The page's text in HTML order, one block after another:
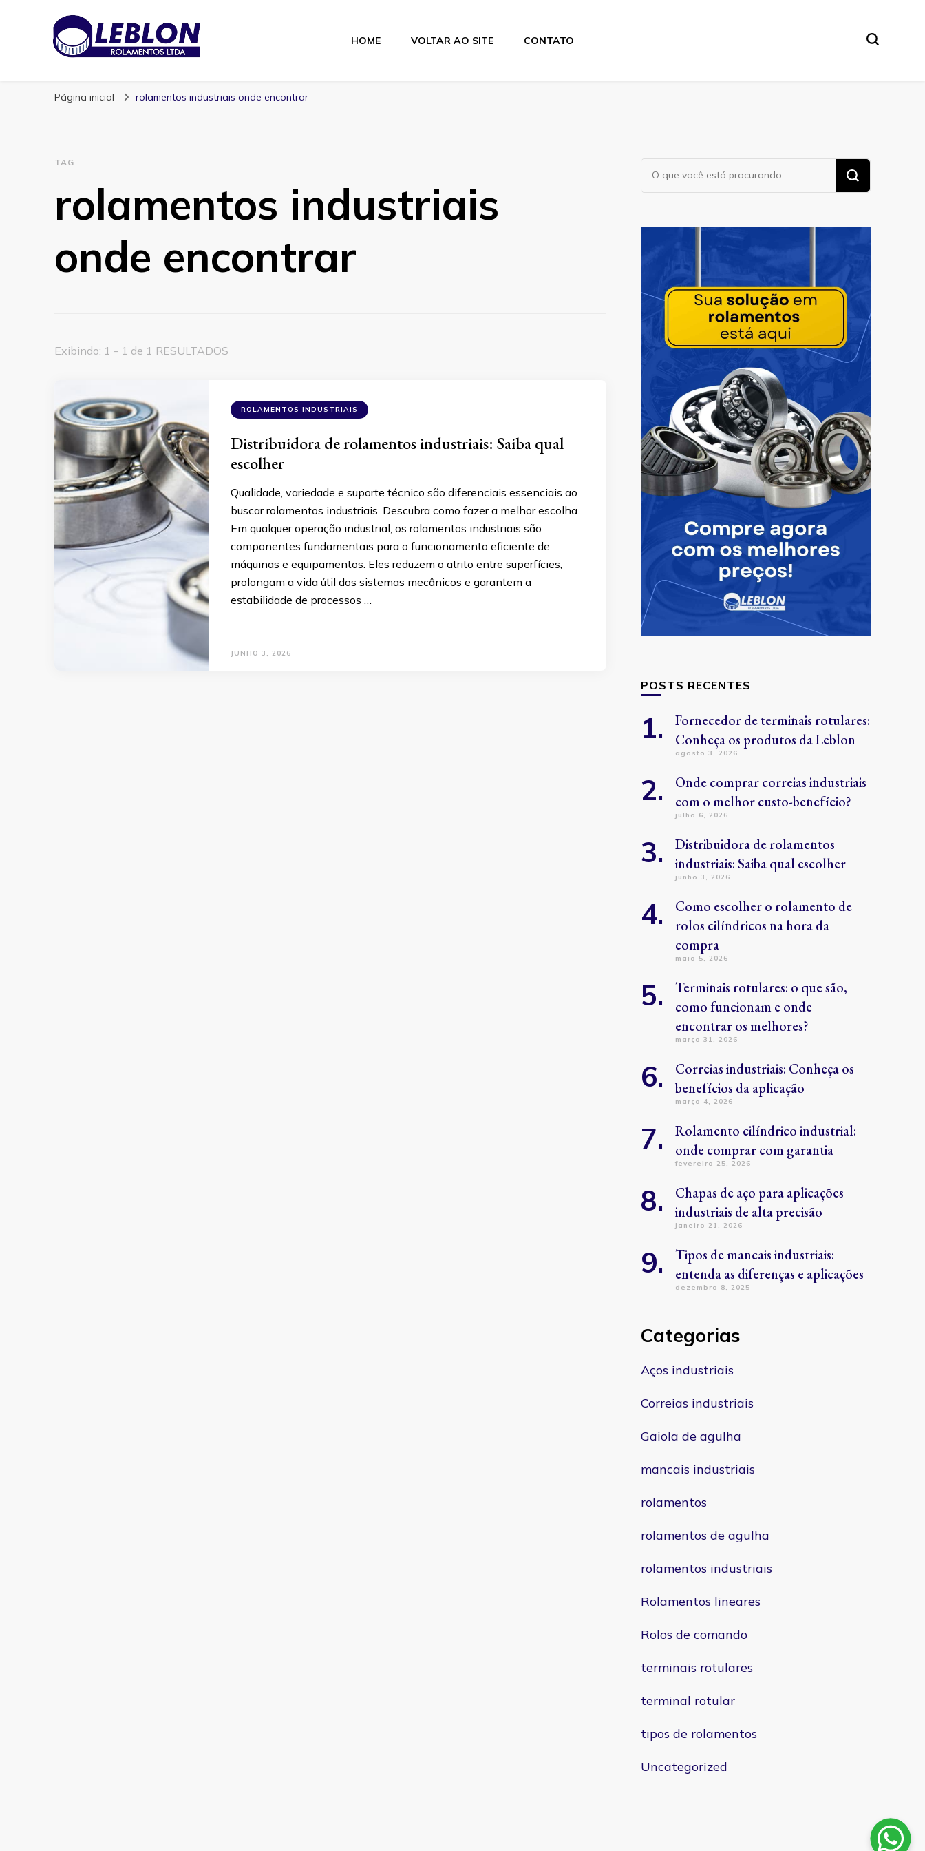
Blog | Leblon Rolamentos
HOME VOLTAR AO SITE CONTATO
Página inicial rolamentos industriais onde encontrar
TAG
rolamentos industriais
onde encontrar
Exibindo: 1 - 1 de 1 RESULTADOS
ROLAMENTOS INDUSTRIAIS
Distribuidora de rolamentos industriais: Saiba qual
escolher
Qualidade, variedade e suporte técnico são diferenciais essenciais ao
buscar rolamentos industriais. Descubra como fazer a melhor escolha.
Em qualquer operação industrial, os rolamentos industriais são
componentes fundamentais para o funcionamento eficiente de
máquinas e equipamentos. Eles reduzem o atrito entre superfícies,
prolongam a vida útil dos sistemas mecânicos e garantem a
estabilidade de processos …
JUNHO 3, 2026
Procurando
algo?
POSTS RECENTES
Fornecedor de terminais rotulares:
Conheça os produtos da Leblon
agosto 3, 2026
Onde comprar correias industriais
com o melhor custo-benefício?
julho 6, 2026
Distribuidora de rolamentos
industriais: Saiba qual escolher
junho 3, 2026
Como escolher o rolamento de
rolos cilíndricos na hora da
compra
maio 5, 2026
Terminais rotulares: o que são,
como funcionam e onde
encontrar os melhores?
março 31, 2026
Correias industriais: Conheça os
benefícios da aplicação
março 4, 2026
Rolamento cilíndrico industrial:
onde comprar com garantia
fevereiro 25, 2026
Chapas de aço para aplicações
industriais de alta precisão
janeiro 21, 2026
Tipos de mancais industriais:
entenda as diferenças e aplicações
dezembro 8, 2025
Categorias
Aços industriais
Correias industriais
Gaiola de agulha
mancais industriais
rolamentos
rolamentos de agulha
rolamentos industriais
Rolamentos lineares
Rolos de comando
terminais rotulares
terminal rotular
tipos de rolamentos
Uncategorized